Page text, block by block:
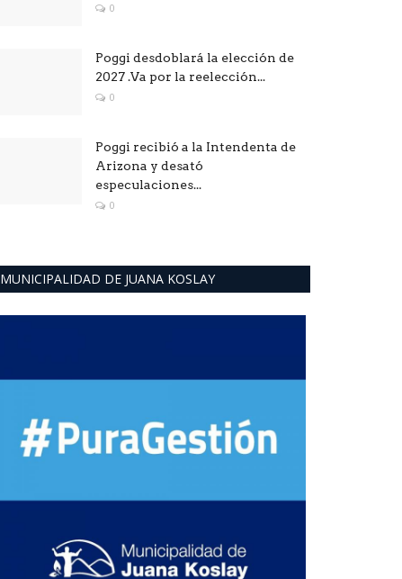
0
Poggi desdoblará la elección de
2027 .Va por la reelección...
0
Poggi recibió a la Intendenta de
Arizona y desató
especulaciones...
0
MUNICIPALIDAD DE JUANA KOSLAY